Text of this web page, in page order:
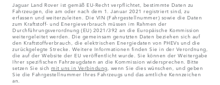
Jaguar Land Rover ist gemäß EU-Recht verpflichtet, bestimmte Daten zu
Fahrzeugen, die am oder nach dem 1. Januar 2021 registriert sind, zu
erfassen und weiterzuleiten. Die VIN (Fahrgestellnummer) sowie die Daten
zum Kraftstoff- und Energieverbrauch müssen im Rahmen der
Durchführungsverordnung (EU) 2021/392 an die Europäische Kommission
weitergeleitet werden. Die gemeinsam genutzten Daten beziehen sich auf
den Kraftstoffverbrauch, die elektrischen Energiedaten von PHEVs und die
zurückgelegte Strecke. Weitere Informationen finden Sie in der Verordnung,
die auf der Website der EU veröffentlicht wurde. Sie können der Weitergabe
Ihrer spezifischen Fahrzeugdaten an die Kommission widersprechen. Bitte
setzen Sie sich mit uns in Verbindung , wenn Sie dies wünschen, und geben
Sie die Fahrgestellnummer Ihres Fahrzeugs und das amtliche Kennzeichen
an.